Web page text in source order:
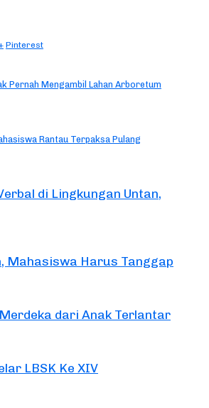
Pinterest
Pernah Mengambil Lahan Arboretum
Rantau Terpaksa Pulang
di Lingkungan Untan,
Mahasiswa Harus Tanggap
dari Anak Terlantar
LBSK Ke XIV